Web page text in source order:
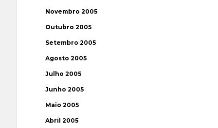
Novembro 2005
Outubro 2005
Setembro 2005
Agosto 2005
Julho 2005
Junho 2005
Maio 2005
Abril 2005